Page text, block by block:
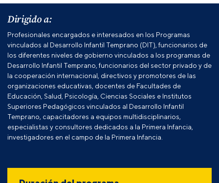
Dirigido a:
Profesionales encargados e interesados en los Programas
vinculados al Desarrollo Infantil Temprano (DIT), funcionarios de
los diferentes niveles de gobierno vinculados a los programas de
Desarrollo Infantil Temprano, funcionarios del sector privado y de
la cooperación internacional, directivos y promotores de las
organizaciones educativas, docentes de Facultades de
Educación, Salud, Psicología, Ciencias Sociales e Institutos
Superiores Pedagógicos vinculados al Desarrollo Infantil
Temprano, capacitadores a equipos multidisciplinarios,
especialistas y consultores dedicados a la Primera Infancia,
investigadores en el campo de la Primera Infancia.